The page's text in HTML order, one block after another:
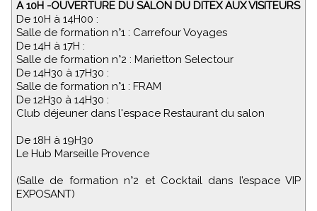
A 10H -OUVERTURE DU SALON DU DITEX AUX VISITEURS
De 10H à 14H00 :
Salle de formation n°1 : Carrefour Voyages
De 14H à 17H :
Salle de formation n°2 : Marietton Selectour
De 14H30 à 17H30 :
Salle de formation n°1 : FRAM
De 12H30 à 14H30 :
Club déjeuner dans l'espace Restaurant du salon
De 18H à 19H30
Le Hub Marseille Provence
(Salle de formation n°2 et Cocktail dans l’espace VIP
EXPOSANT)